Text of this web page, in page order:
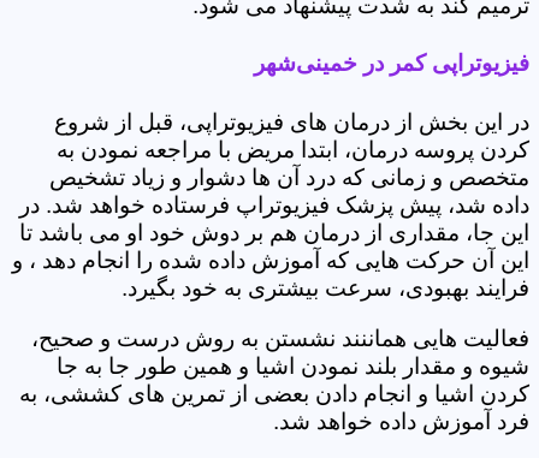
ترمیم کند به شدت پیشنهاد می شود.
فیزیوتراپی کمر در خمینی‌شهر
در این بخش از درمان های فیزیوتراپی، قبل از شروع
کردن پروسه درمان، ابتدا مریض با مراجعه نمودن به
متخصص و زمانی که درد آن ها دشوار و زیاد تشخیص
داده شد، پیش پزشک فیزیوتراپ فرستاده خواهد شد. در
این جا، مقداری از درمان هم بر دوش خود او می باشد تا
این آن حرکت هایی که آموزش داده شده را انجام دهد ، و
فرایند بهبودی، سرعت بیشتری به خود بگیرد.
فعالیت هایی هماننند نشستن به روش درست و صحیح،
شیوه و مقدار بلند نمودن اشیا و همین طور جا به جا
کردن اشیا و انجام دادن بعضی از تمرین های کششی، به
فرد آموزش داده خواهد شد.